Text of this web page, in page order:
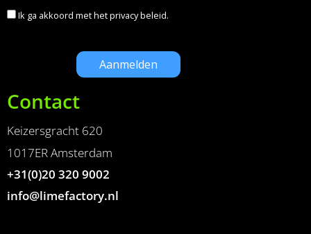
Ik ga akkoord met hetprivacy beleid.
Contact
Keizersgracht 620
1017ER Amsterdam
+31(0)20 320 9002
info@limefactory.nl